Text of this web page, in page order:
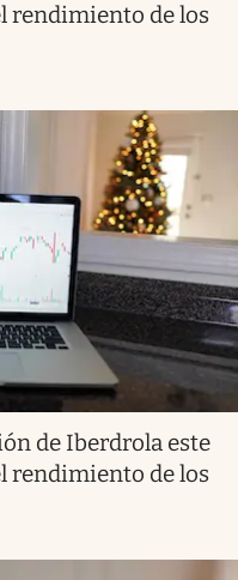
rendimiento de los
de Iberdrola este
rendimiento de los